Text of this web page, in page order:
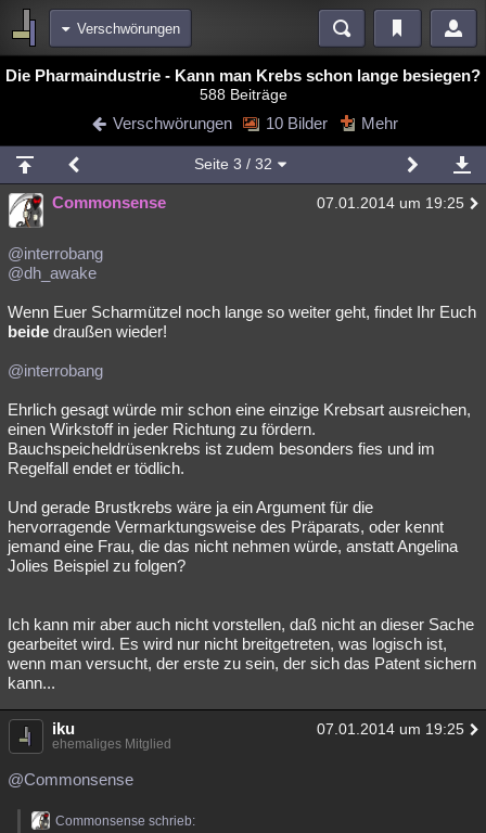
Verschwörungen
Bereiche
Blogs Videos
Chat Wiki Neuigkeiten
meine Rubriken
Menschen Wissenschaft Mystery Kriminalfälle
Spiritualität
weitere Rubriken
Astronomie Helpdesk Gruppen Gaming Filme
Musik Clash Verbesserungen Allmystery English
Übersichten
Besucht Teilgenommen Alle Neue Geschlossen
Lesenswert Schlüsselwörter
Die Pharmaindustrie - Kann man Krebs schon lange besiegen?
588 Beiträge
Verschwörungen 10 Bilder Mehr
Seite 3 / 32
Commonsense 07.01.2014 um 19:25
@interrobang
@dh_awake
Wenn Euer Scharmützel noch lange so weiter geht, findet Ihr Euch
beide draußen wieder!
@interrobang
Ehrlich gesagt würde mir schon eine einzige Krebsart ausreichen,
einen Wirkstoff in jeder Richtung zu fördern.
Bauchspeicheldrüsenkrebs ist zudem besonders fies und im
Regelfall endet er tödlich.
Und gerade Brustkrebs wäre ja ein Argument für die
hervorragende Vermarktungsweise des Präparats, oder kennt
jemand eine Frau, die das nicht nehmen würde, anstatt Angelina
Jolies Beispiel zu folgen?
Ich kann mir aber auch nicht vorstellen, daß nicht an dieser Sache
gearbeitet wird. Es wird nur nicht breitgetreten, was logisch ist,
wenn man versucht, der erste zu sein, der sich das Patent sichern
kann...
iku 07.01.2014 um 19:25
ehemaliges Mitglied
@Commonsense
Commonsense schrieb: